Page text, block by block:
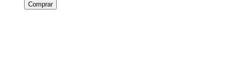
Comprar